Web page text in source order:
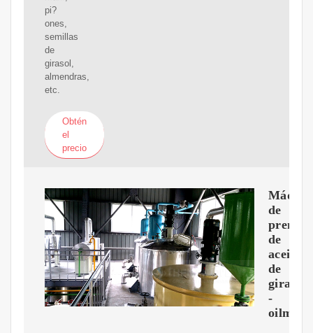
pi?
ones,
semillas
de
girasol,
almendras,
etc.
Obtén
el
precio
de
prensa
de
aceite
de
girasol
-